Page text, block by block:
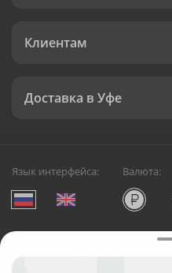
Клиентам
Доставка в Уфе
Язык интерфейса: Валюта:
Служба круглосуточной
Русский Букет, 2026